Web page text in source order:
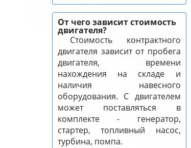
От чего зависит стоимость
двигателя?
Стоимость контрактного
двигателя зависит от пробега
двигателя, времени
нахождения на складе и
наличия навесного
оборудования. С двигателем
может поставляться в
комплекте - генератор,
стартер, топливный насос,
турбина, помпа.